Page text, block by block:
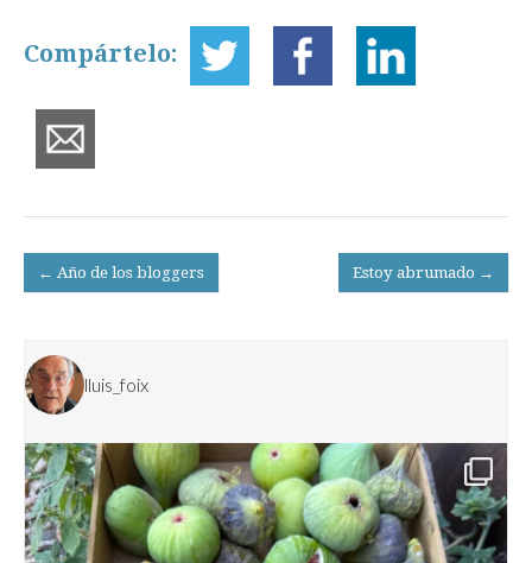
Compártelo:
Post
navigation
← Año de los bloggers Estoy abrumado →
lluis_foix